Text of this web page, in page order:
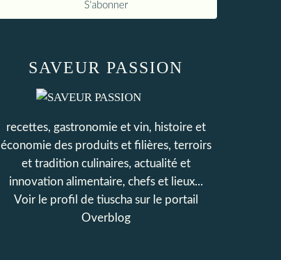
SAVEUR PASSION
recettes, gastronomie et vin, histoire et
économie des produits et filières, terroirs
et tradition culinaires, actualité et
innovation alimentaire, chefs et lieux...
Voir le profil de tiuschasur le portail
Overblog